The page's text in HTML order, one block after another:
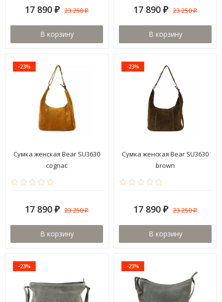
17 890 ₽ 23 250₽
В корзину
17 890 ₽ 23 250₽
В корзину
-23%
Сумка женская Bear SU3630
cognac
17 890 ₽ 23 250₽
В корзину
-23%
Сумка женская Bear SU3630
brown
17 890 ₽ 23 250₽
В корзину
-23% -23%